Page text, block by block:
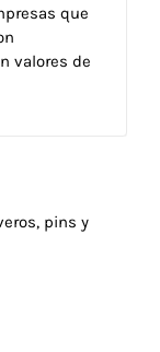
que
valores de
pins y